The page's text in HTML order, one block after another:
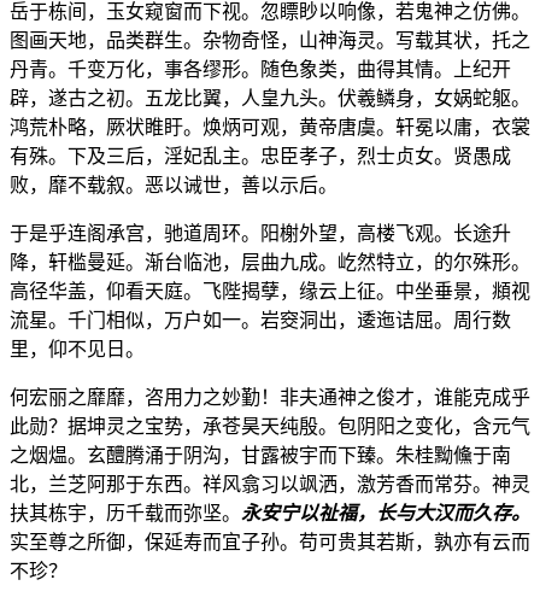
岳于栋间，玉女窥窗而下视。忽瞟眇以响像，若鬼神之仿佛。
图画天地，品类群生。杂物奇怪，山神海灵。写载其状，托之
丹青。千变万化，事各缪形。随色象类，曲得其情。上纪开
辟，遂古之初。五龙比翼，人皇九头。伏羲鳞身，女娲蛇躯。
鸿荒朴略，厥状睢盱。焕炳可观，黄帝唐虞。轩冕以庸，衣裳
有殊。下及三后，淫妃乱主。忠臣孝子，烈士贞女。贤愚成
败，靡不载叙。恶以诫世，善以示后。
于是乎连阁承宫，驰道周环。阳榭外望，高楼飞观。长途升
降，轩槛曼延。渐台临池，层曲九成。屹然特立，的尔殊形。
高径华盖，仰看天庭。飞陛揭孽，缘云上征。中坐垂景，頫视
流星。千门相似，万户如一。岩窔洞出，逶迤诘屈。周行数
里，仰不见日。
何宏丽之靡靡，咨用力之妙勤！非夫通神之俊才，谁能克成乎
此勋？据坤灵之宝势，承苍昊天纯殷。包阴阳之变化，含元气
之烟煴。玄醴腾涌于阴沟，甘露被宇而下臻。朱桂黝儵于南
北，兰芝阿那于东西。祥风翕习以飒洒，激芳香而常芬。神灵
扶其栋宇，历千载而弥坚。 永安宁以祉福，长与大汉而久存。
实至尊之所御，保延寿而宜子孙。苟可贵其若斯，孰亦有云而
不珍？